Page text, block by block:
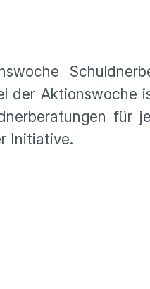
der Aktionswoche
für
Initiative.